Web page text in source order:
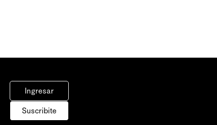
Ingresar
Suscribite